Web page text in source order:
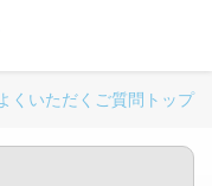
くいただくご質問トップ